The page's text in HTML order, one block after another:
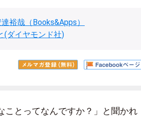
裕哉（Books&Apps）
(ダイヤモンド社)
ことってなんですか？」と聞かれ